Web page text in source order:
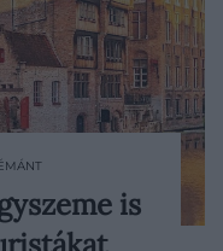
célja, Brugge
is